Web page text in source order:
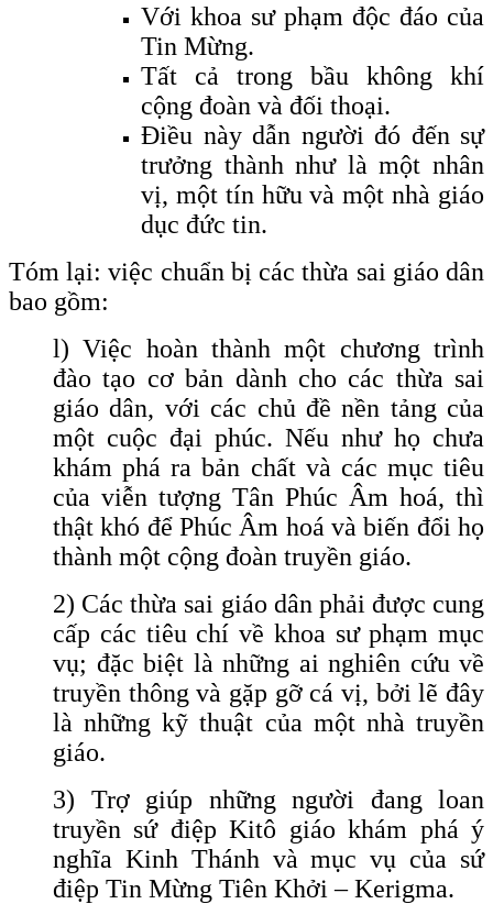
Với khoa sư phạm độc đáo của
Tin Mừng.
Tất cả trong bầu không khí
cộng đoàn và đối thoại.
Điều này dẫn người đó đến sự
trưởng thành như là một nhân
vị, một tín hữu và một nhà giáo
dục đức tin.
Tóm lại: việc chuẩn bị các thừa sai giáo dân
bao gồm:
l) Việc hoàn thành một chương trình
đào tạo cơ bản dành cho các thừa sai
giáo dân, với các chủ đề nền tảng của
một cuộc đại phúc. Nếu như họ chưa
khám phá ra bản chất và các mục tiêu
của viễn tượng Tân Phúc Âm hoá, thì
thật khó để Phúc Âm hoá và biến đổi họ
thành một cộng đoàn truyền giáo.
2) Các thừa sai giáo dân phải được cung
cấp các tiêu chí về khoa sư phạm mục
vụ; đặc biệt là những ai nghiên cứu về
truyền thông và gặp gỡ cá vị, bởi lẽ đây
là những kỹ thuật của một nhà truyền
giáo.
3) Trợ giúp những người đang loan
truyền sứ điệp Kitô giáo khám phá ý
nghĩa Kinh Thánh và mục vụ của sứ
điệp Tin Mừng Tiên Khởi – Kerigma.